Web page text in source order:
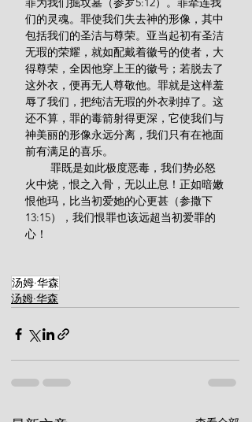
们的灵魂。罪使我们失去神的形像，其中
包括我们的圣洁与尊荣。亚当起初有圣洁
无瑕的荣耀，就如配戴着徽号的使者，大
得尊荣，全因他穿上王的徽号；若脱去了
这外衣，便再无人尊敬他。罪就是这样羞
辱了我们，把纯洁无瑕的外衣剥掉了。这
还不算，罪的毒箭射得更深，它使我们与
神美丽的形像永远分离，我们只有在祂面
前有满足的喜乐。
火中烧，恨之入骨，无以止息！正如暗嫩
恨他玛，比当初爱她的心更甚（参撒下
13:15），我们恨罪也该远超当初爱罪的
心！
汤姆·华森
汤姆·华森